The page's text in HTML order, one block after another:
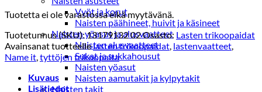
Vyöt ja korut
Naisten päähineet, huivit ja käsineet
Naisten yöasut ja alusvaatteet
Naisten alusvaatteet
Sukat ja sukkahousut
Naisten yöasut
Naisten aamutakit ja kylpytakit
Naisten takit
Tuotetta ei ole varastossa eikä myytävänä.
Tuotetunnus (SKU):13179132 02Osasto: Lasten trikoopaidat
Avainsanat tuotteellelasten trikoopaidat, lastenvaatteet,
Name it,tyttöjen trikoopaita
Kuvaus
Lisätiedot